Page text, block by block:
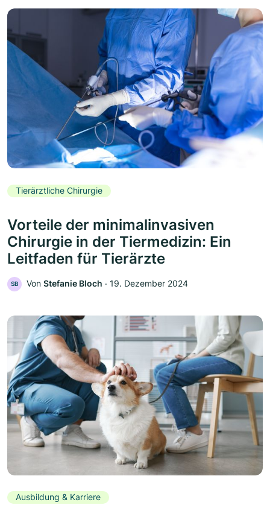
Tierärztliche Chirurgie
Vorteile der minimalinvasiven
Chirurgie in der Tiermedizin: Ein
Leitfaden für Tierärzte
SB Von Stefanie Bloch ‧ 19. Dezember 2024
Ausbildung & Karriere